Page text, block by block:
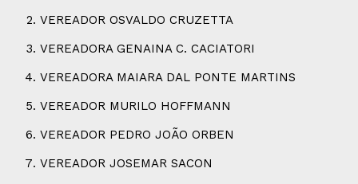
VEREADOR OSVALDO CRUZETTA
VEREADORA GENAINA C. CACIATORI
VEREADORA MAIARA DAL PONTE MARTINS
VEREADOR MURILO HOFFMANN
VEREADOR PEDRO JOÃO ORBEN
VEREADOR JOSEMAR SACON